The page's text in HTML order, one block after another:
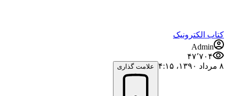
کتاب الکترونیک
Admin
۴۷٬۷۰۴
۸ مرداد ۱۳۹۰،‏ ۴:۱۵
علامت گذاری